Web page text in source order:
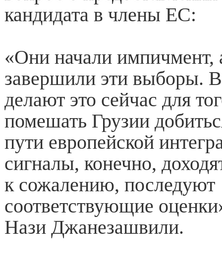
кандидата в члены ЕС:
«Они начали импичмент,
завершили эти выборы.
делают это сейчас для
помешать Грузии
пути европейской
сигналы, конечно,
к сожалению, последуют
соответствующие
Нази Джанезашвили.